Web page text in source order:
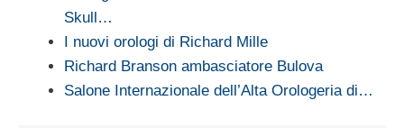
Skull…
I nuovi orologi di Richard Mille
Richard Branson ambasciatore Bulova
Salone Internazionale dell’Alta Orologeria di…